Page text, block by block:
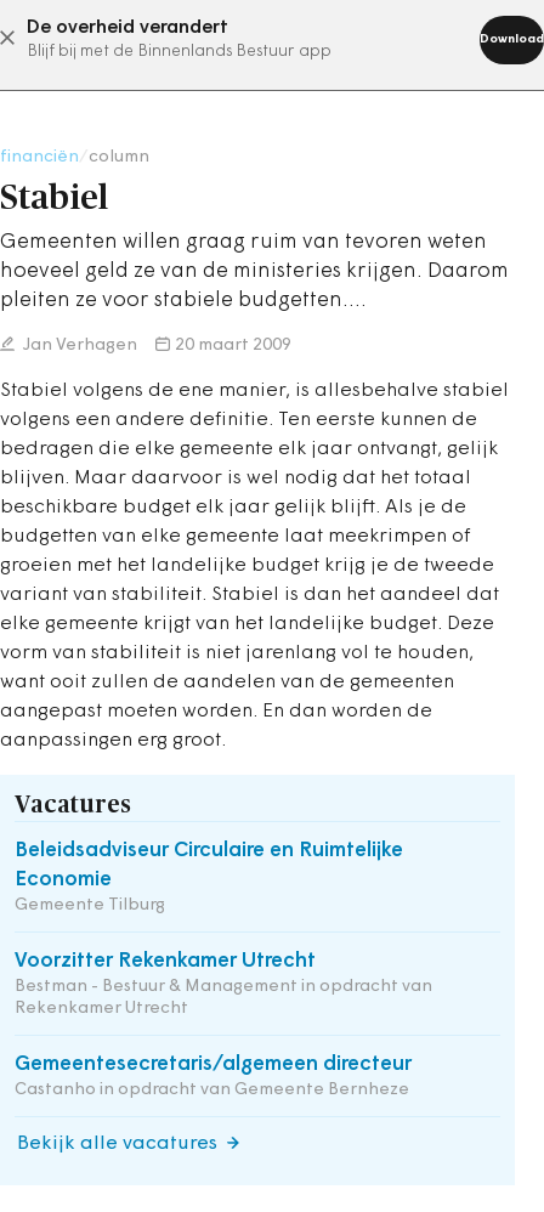
De overheid verandert
Blijf bij met de Binnenlands Bestuur app
Download
abonneer nu
financiën column
Stabiel
Gemeenten willen graag ruim van tevoren weten
hoeveel geld ze van de ministeries krijgen. Daarom
pleiten ze voor stabiele budgetten.…
Jan Verhagen 20 maart 2009
Stabiel volgens de ene manier, is allesbehalve stabiel
volgens een andere definitie. Ten eerste kunnen de
bedragen die elke gemeente elk jaar ontvangt, gelijk
blijven. Maar daarvoor is wel nodig dat het totaal
beschikbare budget elk jaar gelijk blijft. Als je de
budgetten van elke gemeente laat meekrimpen of
groeien met het landelijke budget krijg je de tweede
variant van stabiliteit. Stabiel is dan het aandeel dat
elke gemeente krijgt van het landelijke budget. Deze
vorm van stabiliteit is niet jarenlang vol te houden,
want ooit zullen de aandelen van de gemeenten
aangepast moeten worden. En dan worden de
aanpassingen erg groot.
Vacatures
Beleidsadviseur Circulaire en Ruimtelijke
Economie
Gemeente Tilburg
Voorzitter Rekenkamer Utrecht
Bestman - Bestuur & Management in opdracht van
Rekenkamer Utrecht
Gemeentesecretaris/algemeen directeur
Castanho in opdracht van Gemeente Bernheze
Bekijk alle vacatures